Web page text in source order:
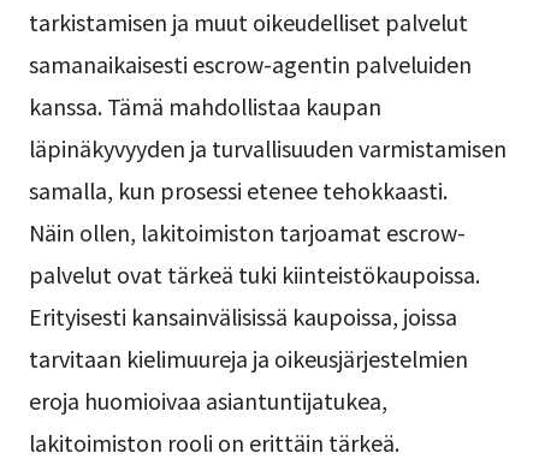
tarkistamisen ja muut oikeudelliset palvelut
samanaikaisesti escrow-agentin palveluiden
kanssa. Tämä mahdollistaa kaupan
läpinäkyvyyden ja turvallisuuden varmistamisen
samalla, kun prosessi etenee tehokkaasti.
Näin ollen, lakitoimiston tarjoamat escrow-
palvelut ovat tärkeä tuki kiinteistökaupoissa.
Erityisesti kansainvälisissä kaupoissa, joissa
tarvitaan kielimuureja ja oikeusjärjestelmien
eroja huomioivaa asiantuntijatukea,
lakitoimiston rooli on erittäin tärkeä.